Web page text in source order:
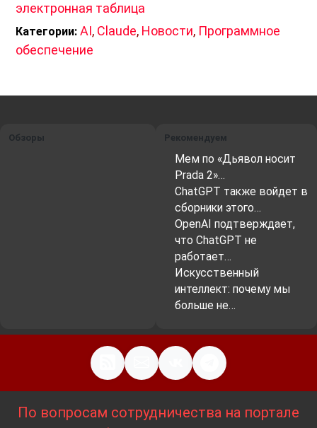
электронная таблица
Категории: AI, Claude, Новости, Программное
обеспечение
Обзоры Рекомендуем
Мем по «Дьявол носит
Prada 2»…
ChatGPT также войдет в
сборники этого…
OpenAI подтверждает,
что ChatGPT не
работает…
Искусственный
интеллект: почему мы
больше не…
По вопросам сотрудничества на портале